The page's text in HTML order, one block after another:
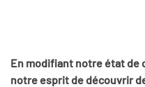
En modifiant notre état de
notre esprit de découvrir